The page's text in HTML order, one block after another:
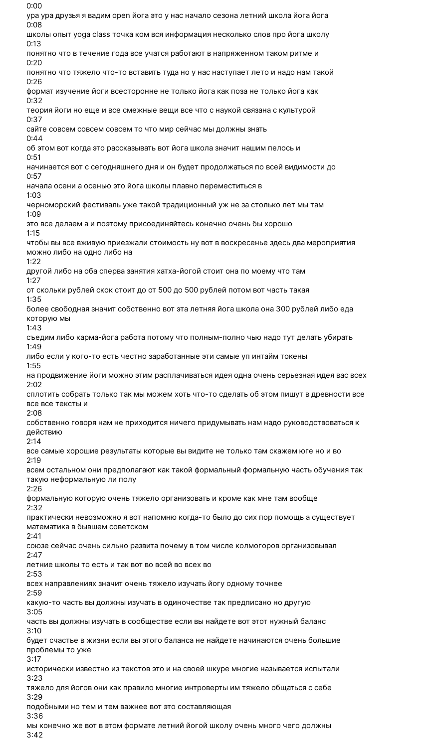
0:00
ура ура друзья я вадим open йога это у нас начало сезона летний школа йога йога
0:08
школы опыт yoga class точка ком вся информация несколько слов про йога школу
0:13
понятно что в течение года все учатся работают в напряженном таком ритме и
0:20
понятно что тяжело что-то вставить туда но у нас наступает лето и надо нам такой
0:26
формат изучение йоги всесторонне не только йога как поза не только йога как
0:32
теория йоги но еще и все смежные вещи все что с наукой связана с культурой
0:37
сайте совсем совсем совсем то что мир сейчас мы должны знать
0:44
об этом вот когда это рассказывать вот йога школа значит нашим пелось и
0:51
начинается вот с сегодняшнего дня и он будет продолжаться по всей видимости до
0:57
начала осени а осенью это йога школы плавно переместиться в
1:03
черноморский фестиваль уже такой традиционный уж не за столько лет мы там
1:09
это все делаем а и поэтому присоединяйтесь конечно очень бы хорошо
1:15
чтобы вы все вживую приезжали стоимость ну вот в воскресенье здесь два мероприятия
можно либо на одно либо на
1:22
другой либо на оба сперва занятия хатха-йогой стоит она по моему что там
1:27
от скольки рублей скок стоит до от 500 до 500 рублей потом вот часть такая
1:35
более свободная значит собственно вот эта летняя йога школа она 300 рублей либо еда
которую мы
1:43
съедим либо карма-йога работа потому что полным-полно чью надо тут делать убирать
1:49
либо если у кого-то есть честно заработанные эти самые уп интайм токены
1:55
на продвижение йоги можно этим расплачиваться идея одна очень серьезная идея вас всех
2:02
сплотить собрать только так мы можем хоть что-то сделать об этом пишут в древности все
все все тексты и
2:08
собственно говоря нам не приходится ничего придумывать нам надо руководствоваться к
действию
2:14
все самые хорошие результаты которые вы видите не только там скажем юге но и во
2:19
всем остальном они предполагают как такой формальный формальную часть обучения так
такую неформальную ли полу
2:26
формальную которую очень тяжело организовать и кроме как мне там вообще
2:32
практически невозможно я вот напомню когда-то было до сих пор помощь а существует
математика в бывшем советском
2:41
союзе сейчас очень сильно развита почему в том числе колмогоров организовывал
2:47
летние школы то есть и так вот во всей во всех во
2:53
всех направлениях значит очень тяжело изучать йогу одному точнее
2:59
какую-то часть вы должны изучать в одиночестве так предписано но другую
3:05
часть вы должны изучать в сообществе если вы найдете вот этот нужный баланс
3:10
будет счастье в жизни если вы этого баланса не найдете начинаются очень большие
проблемы то уже
3:17
исторически известно из текстов это и на своей шкуре многие называется испытали
3:23
тяжело для йогов они как правило многие интроверты им тяжело общаться с себе
3:29
подобными но тем и тем важнее вот это составляющая
3:36
мы конечно же вот в этом формате летний йогой школу очень много чего должны
3:42